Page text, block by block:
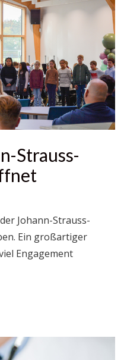
Strauss-
Johann-Strauss-
Ein großartiger
Engagement